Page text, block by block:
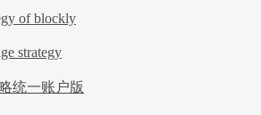
of blockly
strategy
统一账户版